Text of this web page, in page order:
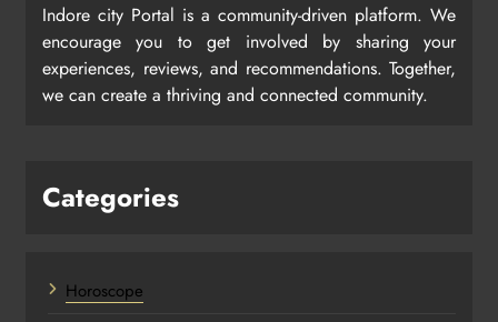
Indore city Portal is a community-driven platform. We
encourage you to get involved by sharing your
experiences, reviews, and recommendations. Together,
we can create a thriving and connected community.
Categories
Horoscope